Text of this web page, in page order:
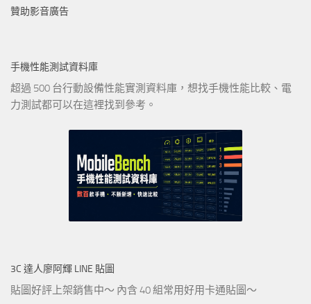
贊助影音廣告
手機性能測試資料庫
超過 500 台行動設備性能實測資料庫，想找手機性能比較、電
力測試都可以在這裡找到參考。
3C 達人廖阿輝 LINE 貼圖
貼圖好評上架銷售中～ 內含 40 組常用好用卡通貼圖～